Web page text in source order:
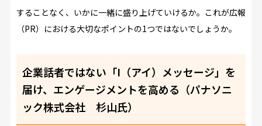
することなく、いかに一緒に盛り上げていけるか。これが広報
（PR）における大切なポイントの1つではないでしょうか。
企業話者ではない「I（アイ）メッセージ」を
届け、エンゲージメントを高める（パナソニ
ック株式会社 杉山氏）